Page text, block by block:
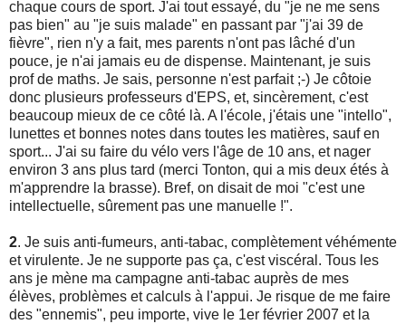
chaque cours de sport. J'ai tout essayé, du "je ne me sens
pas bien" au "je suis malade" en passant par "j'ai 39 de
fièvre", rien n'y a fait, mes parents n'ont pas lâché d'un
pouce, je n'ai jamais eu de dispense. Maintenant, je suis
prof de maths. Je sais, personne n'est parfait ;-) Je côtoie
donc plusieurs professeurs d'EPS, et, sincèrement, c'est
beaucoup mieux de ce côté là. A l'école, j'étais une "intello",
lunettes et bonnes notes dans toutes les matières, sauf en
sport... J'ai su faire du vélo vers l'âge de 10 ans, et nager
environ 3 ans plus tard (merci Tonton, qui a mis deux étés à
m'apprendre la brasse). Bref, on disait de moi "c'est une
intellectuelle, sûrement pas une manuelle !".
2. Je suis anti-fumeurs, anti-tabac, complètement véhémente
et virulente. Je ne supporte pas ça, c'est viscéral. Tous les
ans je mène ma campagne anti-tabac auprès de mes
élèves, problèmes et calculs à l'appui. Je risque de me faire
des "ennemis", peu importe, vive le 1er février 2007 et la